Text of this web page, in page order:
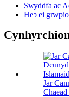
Swyddfa ac
Heb ei grwpio
Jar